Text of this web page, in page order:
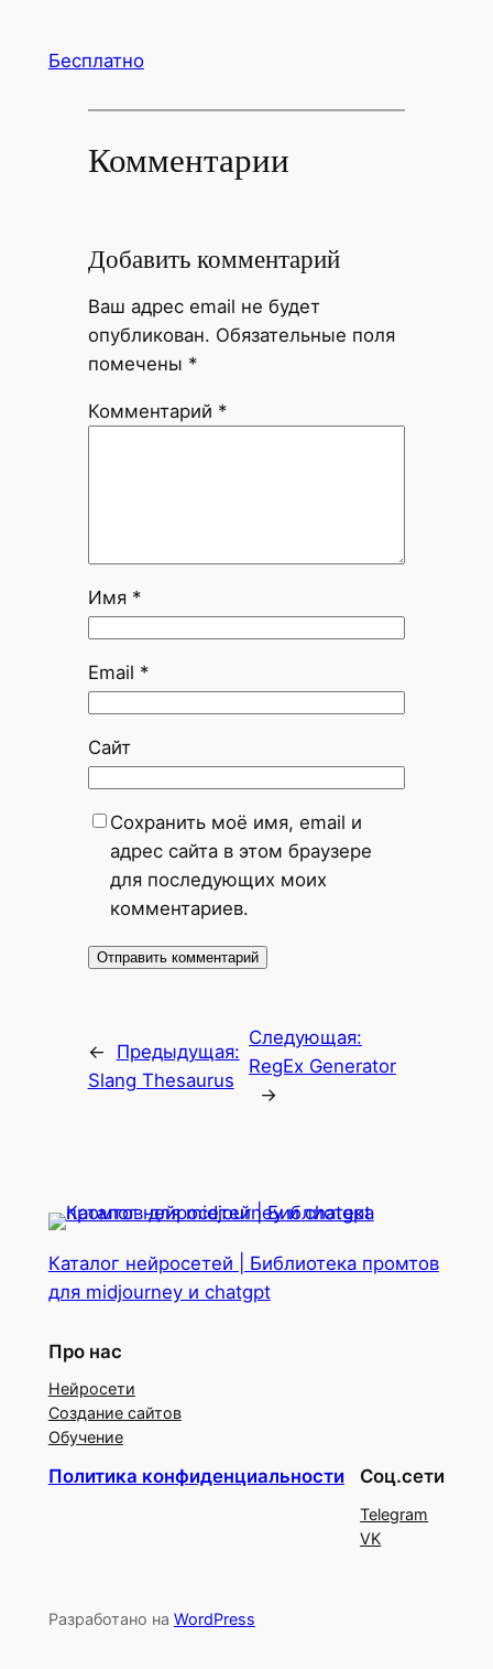
Бесплатно
Комментарии
Добавить комментарий
Ваш адрес email не будет
опубликован. Обязательные поля
помечены *
Комментарий *
Имя *
Email *
Сайт
Сохранить моё имя, email и
адрес сайта в этом браузере
для последующих моих
комментариев.
←
Предыдущая:
Slang Thesaurus
Следующая:
RegEx Generator
→
Каталог нейросетей | Библиотека промтов
для midjourney и chatgpt
Про нас
Нейросети
Создание сайтов
Обучение
Политика конфиденциальности Соц.сети
Telegram
VK
Разработано на WordPress